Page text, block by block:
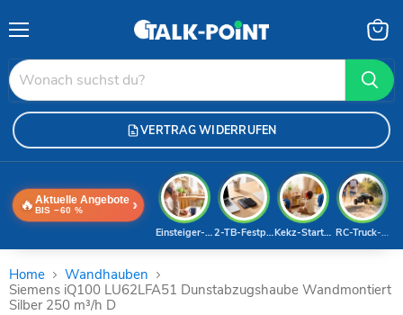
VERTRAG WIDERRUFEN
🔥 Aktuelle Angebote
BIS −60 % ›
RC-Truck-Deal
Kekz-Starterset
2-TB-Festplatte
Einsteiger-Handy
Home
Wandhauben
Siemens iQ100 LU62LFA51 Dunstabzugshaube Wandmontiert
Silber 250 m³/h D